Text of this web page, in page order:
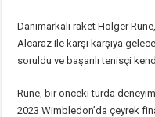
Danimarkalı raket Holger
Alcaraz ile karşı karşıya
soruldu ve başarılı tenisçi
Rune, bir önceki turda
2023 Wimbledon’da çeyrek